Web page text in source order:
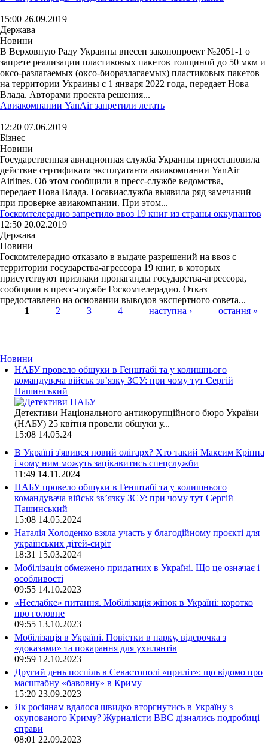
15:00 26.09.2019
Держава
Новини
В Верховную Раду Украины внесен законопроект №2051-1 о
запрете реализации пластиковых пакетов толщиной до 50 мкм и
оксо-разлагаемых (оксо-биоразлагаемых) пластиковых пакетов
на территории Украины с 1 января 2022 года, передает Нова
Влада. Авторами проекта решения...
Авиакомпании YanAir запретили летать
12:20 07.06.2019
Бізнес
Новини
Государственная авиационная служба Украины приостановила
действие сертификата эксплуатанта авиакомпании YanAir
Airlines. Об этом сообщили в пресс-службе ведомства,
передает Нова Влада. Госавиаслужба выявила ряд замечаний
при проверке авиакомпании. При этом...
Госкомтелерадио запретило ввоз 19 книг из страны оккупантов
12:50 20.02.2019
Держава
Новини
Госкомтелерадио отказало в выдаче разрешений на ввоз с
территории государства-агрессора 19 книг, в которых
присутствуют признаки пропаганды государства-агрессора,
сообщили в пресс-службе Госкомтелерадио. Отказ
предоставлено на основании выводов экспертного совета...
1 2 3 4 наступна › остання »
Новини
НАБУ провело обшуки в Генштабі та у колишнього
командувача військ зв’язку ЗСУ: при чому тут Сергій
Пашинський
Детективи Національного антикорупційного бюро України
(НАБУ) 25 квітня провели обшуки у...
15:08 14.05.24
В Україні з'явився новий олігарх? Хто такий Максим Кріппа
і чому ним можуть зацікавитись спецслужби
11:49 14.11.2024
НАБУ провело обшуки в Генштабі та у колишнього
командувача військ зв’язку ЗСУ: при чому тут Сергій
Пашинський
15:08 14.05.2024
Наталія Холоденко взяла участь у благодійному проєкті для
українських дітей-сиріт
18:31 15.03.2024
Мобілізація обмежено придатних в Україні. Що це означає і
особливості
09:55 14.10.2023
«Неслабке» питання. Мобілізація жінок в Україні: коротко
про головне
09:55 13.10.2023
Мобілізація в Україні. Повістки в парку, відсрочка з
«доказами» та покарання для ухилянтів
09:59 12.10.2023
Другий день поспіль в Севастополі «приліт»: що відомо про
масштабну «бавовну» в Криму
15:20 23.09.2023
Як росіянам вдалося швидко вторгнутись в Україну з
окупованого Криму? Журналісти ВВС дізнались подробиці
справи
08:01 22.09.2023